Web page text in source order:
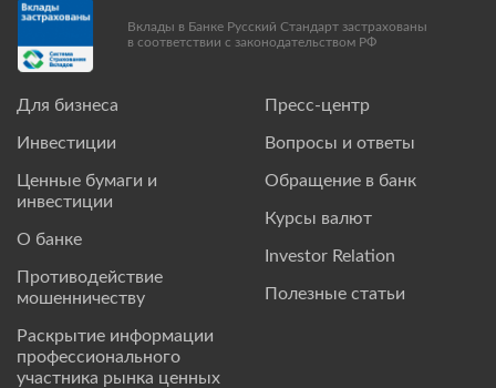
Для бизнеса
Инвестиции
Ценные бумаги и
инвестиции
О банке
Противодействие
мошенничеству
Раскрытие информации
профессионального
участника рынка ценных
Пресс-центр
Вопросы и ответы
Обращение в банк
Курсы валют
Investor Relation
Полезные статьи
Вклады в Банке Русский Стандарт застрахованы
в соответствии с законодательством РФ